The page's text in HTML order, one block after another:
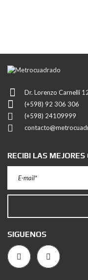
Dr. Lorenzo Carnelli
(+598) 92 306 306
(+598) 24109999
RECIBI LAS
SIGUENOS